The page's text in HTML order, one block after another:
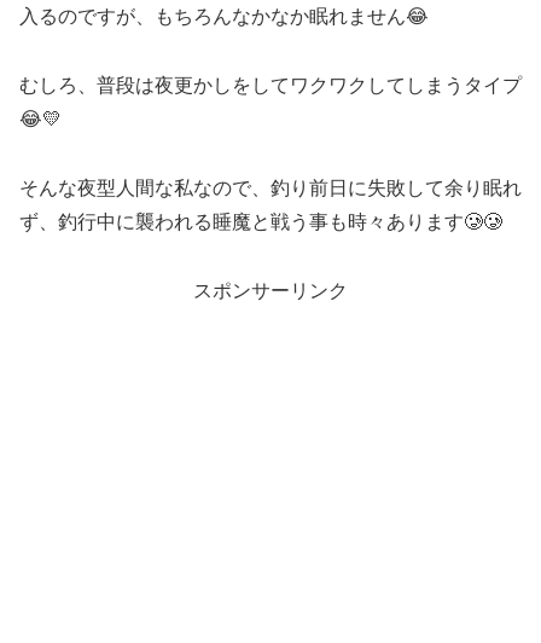
入るのですが、もちろんなかなか眠れません😂
むしろ、普段は夜更かしをしてワクワクしてしまうタイプ
😂💛
そんな夜型人間な私なので、釣り前日に失敗して余り眠れ
ず、釣行中に襲われる睡魔と戦う事も時々あります🥲🥲
スポンサーリンク